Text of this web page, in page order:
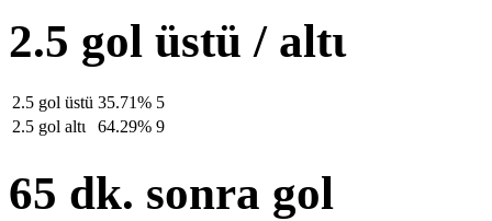
2.5 gol üstü / altι
2.5 gol üstü 35.71% 5
2.5 gol altι
64.29% 9
65 dk. sonra gol